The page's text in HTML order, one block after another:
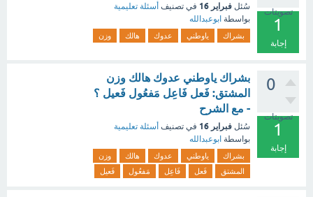
تصويتات
1
إجابة
سُئل فبراير 16 في تصنيف أسئلة تعليمية
بواسطة ابوعبدالله
بشراك ياوطني عدوك هالك وزن
0
تصويتات
1
إجابة
بشراك ياوطني عدوك هالك وزن
المشتق: فَعل فَاعِل مَفعُول فَعيل ؟
- مع الشرح
سُئل فبراير 16 في تصنيف أسئلة تعليمية
بواسطة ابوعبدالله
بشراك ياوطني عدوك هالك
وزن
المشتق
فَعل فَاعِل مَفعُول فَعيل